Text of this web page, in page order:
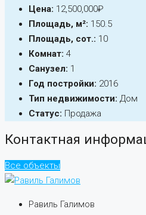
Цена: 12,500,000₽
Площадь, м²: 150.5
Площадь, сот.: 10
Комнат: 4
Санузел: 1
Год постройки: 2016
Тип недвижимости: Дом
Статус: Продажа
Контактная
Все объекты
Равиль Галимов